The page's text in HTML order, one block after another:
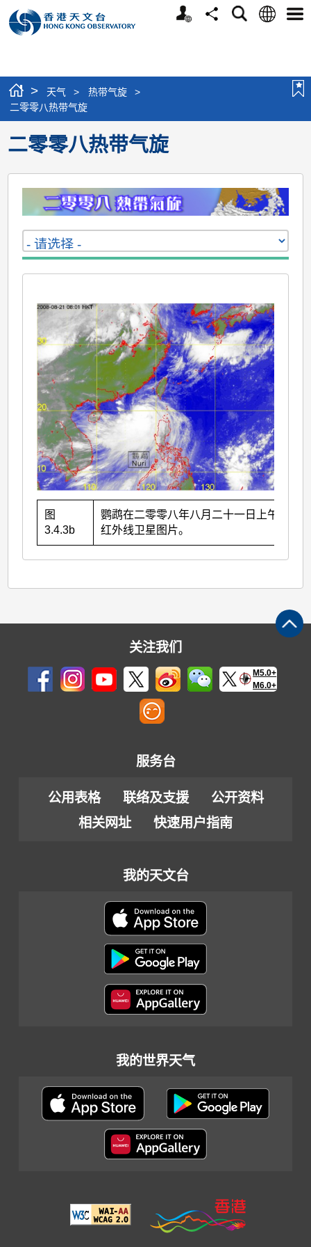
个
分
搜
语
选
> 天气 > 热带气旋
>
二零零八热带气旋
二零零八热带气旋
图
3.4.3b
鹦鹉在二零零八年八月二十一日上午8时的
红外线卫星图片。
关注我们
M5.0+
M6.0+
服务台
公用表格 联络及支援
公开资料
相关网址
快速用户指南
我的天文台
我的世界天气